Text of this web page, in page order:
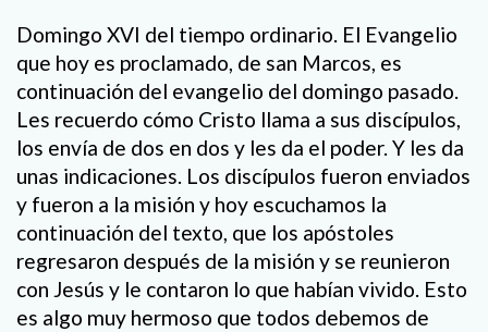
Domingo XVI del tiempo ordinario. El Evangelio
que hoy es proclamado, de san Marcos, es
continuación del evangelio del domingo pasado.
Les recuerdo cómo Cristo llama a sus discípulos,
los envía de dos en dos y les da el poder. Y les da
unas indicaciones. Los discípulos fueron enviados
y fueron a la misión y hoy escuchamos la
continuación del texto, que los apóstoles
regresaron después de la misión y se reunieron
con Jesús y le contaron lo que habían vivido. Esto
es algo muy hermoso que todos debemos de